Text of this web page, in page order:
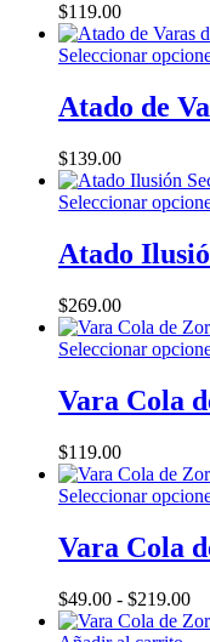
$119.00
Seleccionar
Atado de
$139.00
Seleccionar
Atado
$269.00
Seleccionar
Vara Cola
$119.00
Seleccionar
Vara Cola
$49.00 - $219.00
de